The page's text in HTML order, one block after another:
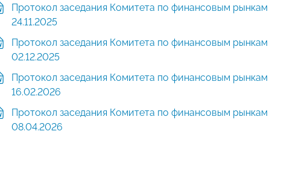
Протокол заседания Комитета по финансовым рынкам
24.11.2025
Протокол заседания Комитета по финансовым рынкам
02.12.2025
Протокол заседания Комитета по финансовым рынкам
16.02.2026
Протокол заседания Комитета по финансовым рынкам
08.04.2026